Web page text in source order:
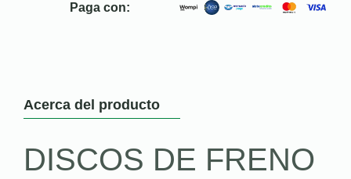
Paga con:
Acerca del producto
DISCOS DE FRENO